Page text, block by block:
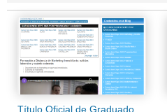
Título Oficial de Graduado